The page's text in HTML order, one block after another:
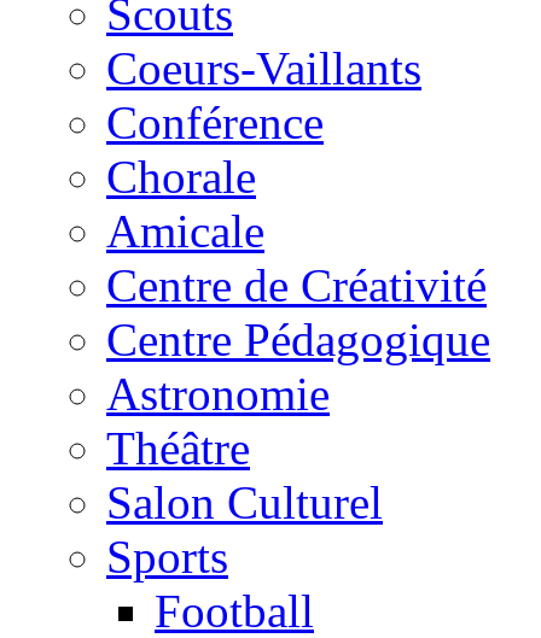
Scouts
Coeurs-Vaillants
Conférence
Chorale
Amicale
Centre de Créativité
Centre Pédagogique
Astronomie
Théâtre
Salon Culturel
Sports
Football